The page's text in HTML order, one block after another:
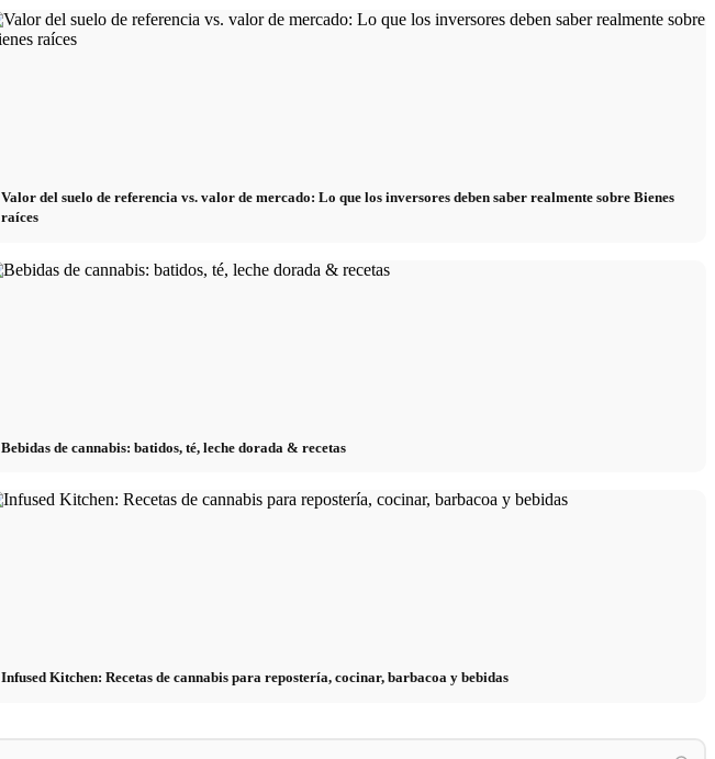
Valor del suelo de referencia vs. valor de mercado: Lo que los inversores deben saber realmente sobre Bienes
raíces
Bebidas de cannabis: batidos, té, leche dorada & recetas
Infused Kitchen: Recetas de cannabis para repostería, cocinar, barbacoa y bebidas